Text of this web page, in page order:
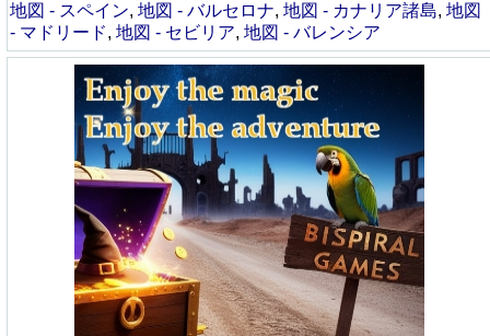
地図 - スペイン, 地図 - バルセロナ, 地図 - カナリア諸島, 地図
- マドリード, 地図 - セビリア, 地図 - バレンシア